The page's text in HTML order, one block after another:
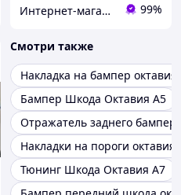
Интернет-магазин "Carmos" 99%
Смотри также
Накладка на бампер октавия
Бампер Шкода Октавия А5
Отражатель заднего
Накладки на пороги октавия
Тюнинг Шкода Октавия А7